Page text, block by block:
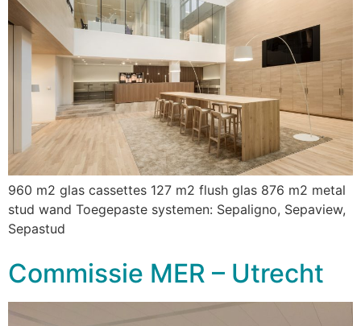
960 m2 glas cassettes 127 m2 flush glas 876 m2 metal
stud wand Toegepaste systemen: Sepaligno, Sepaview,
Sepastud
Commissie MER – Utrecht